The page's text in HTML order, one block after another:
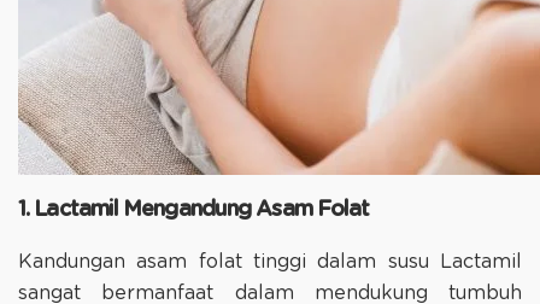
1. Lactamil Mengandung Asam Folat
Kandungan asam folat tinggi dalam susu Lactamil
sangat bermanfaat dalam mendukung tumbuh